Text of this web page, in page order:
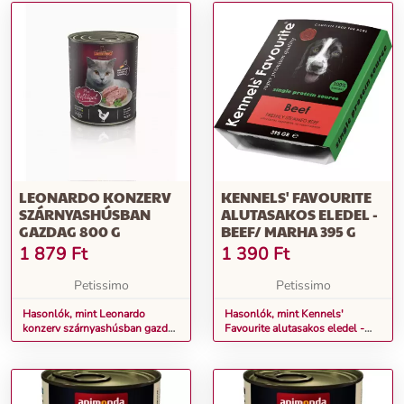
LEONARDO KONZERV
SZÁRNYASHÚSBAN
GAZDAG 800 G
1 879 Ft
Petissimo
Hasonlók, mint Leonardo
konzerv szárnyashúsban gazdag
800 g
KENNELS' FAVOURITE
ALUTASAKOS ELEDEL -
BEEF/ MARHA 395 G
1 390 Ft
Petissimo
Hasonlók, mint Kennels'
Favourite alutasakos eledel -
Beef/ Marha 395 g